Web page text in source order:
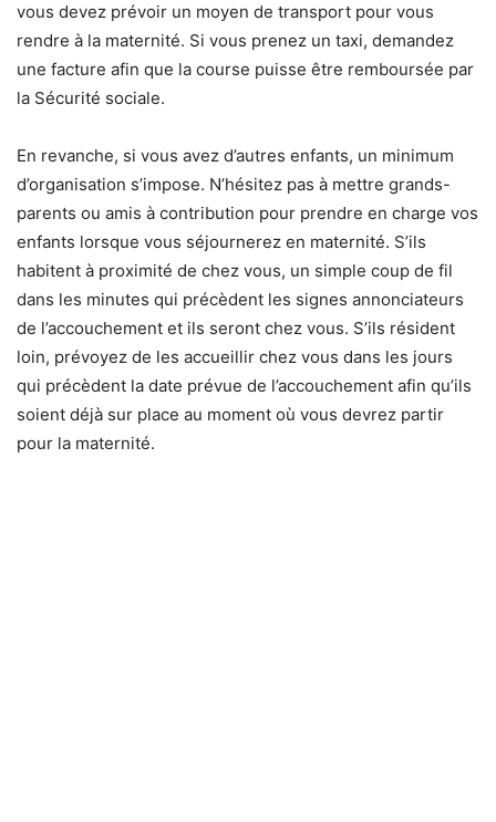
vous devez prévoir un moyen de transport pour vous
rendre à la maternité. Si vous prenez un taxi, demandez
une facture afin que la course puisse être remboursée par
la Sécurité sociale.
En revanche, si vous avez d’autres enfants, un minimum
d’organisation s’impose. N’hésitez pas à mettre grands-
parents ou amis à contribution pour prendre en charge vos
enfants lorsque vous séjournerez en maternité. S’ils
habitent à proximité de chez vous, un simple coup de fil
dans les minutes qui précèdent les signes annonciateurs
de l’accouchement et ils seront chez vous. S’ils résident
loin, prévoyez de les accueillir chez vous dans les jours
qui précèdent la date prévue de l’accouchement afin qu’ils
soient déjà sur place au moment où vous devrez partir
pour la maternité.